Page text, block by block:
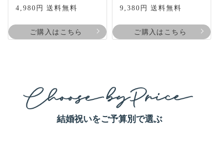
4,980円 送料無料
ご購入はこちら
9,380円 送料無料
ご購入はこちら
結婚祝いをご予算別で選ぶ